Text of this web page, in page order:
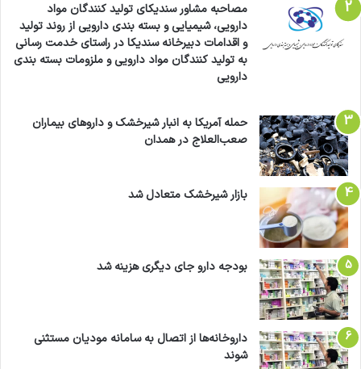
مصاحبه مشاور سندیکای تولید کنندگان مواد
دارویی، شیمیایی و بسته بندی دارویی از روند تولید
و اقدامات دبیرخانه سندیکا در راستای خدمت رسانی
به تولید کنندگان مواد دارویی و ملزومات بسته بندی
دارویی
حمله آمریکا به انبار شیرخشک و داروهای بیماران
صعب‌العلاج در همدان
بازار شیرخشک متعادل شد
بودجه دارو جای دیگری هزینه شد
داروخانه‌ها از اتصال به سامانه مودیان مستثنی
شوند